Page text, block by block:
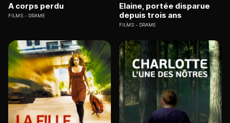
A corps perdu
FILMS DRAME
Elaine, portée disparue
depuis trois ans
FILMS DRAME